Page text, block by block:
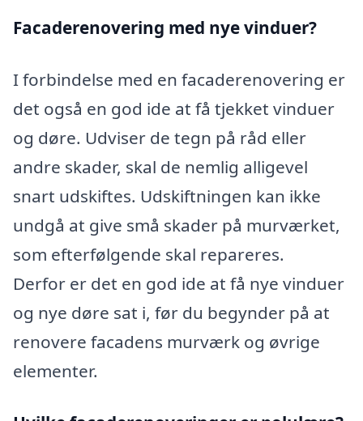
Facaderenovering med nye vinduer?
I forbindelse med en facaderenovering er
det også en god ide at få tjekket vinduer
og døre. Udviser de tegn på råd eller
andre skader, skal de nemlig alligevel
snart udskiftes. Udskiftningen kan ikke
undgå at give små skader på murværket,
som efterfølgende skal repareres.
Derfor er det en god ide at få nye vinduer
og nye døre sat i, før du begynder på at
renovere facadens murværk og øvrige
elementer.